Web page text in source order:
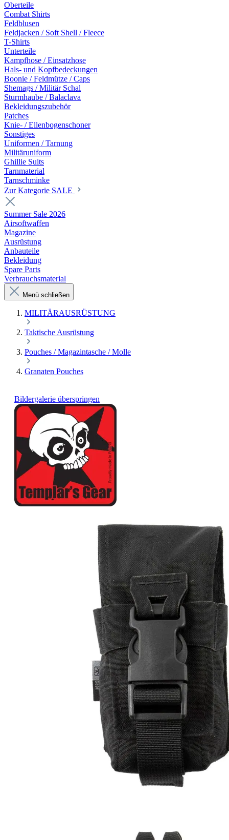
Oberteile
Combat Shirts
Feldblusen
Feldjacken / Soft Shell / Fleece
T-Shirts
Unterteile
Kampfhose / Einsatzhose
Hals- und Kopfbedeckungen
Boonie / Feldmütze / Caps
Shemags / Militär Schal
Sturmhaube / Balaclava
Bekleidungszubehör
Patches
Knie- / Ellenbogenschoner
Sonstiges
Uniformen / Tarnung
Militäruniform
Ghillie Suits
Tarnmaterial
Tarnschminke
Zur Kategorie SALE
Summer Sale 2026
Airsoftwaffen
Magazine
Ausrüstung
Anbauteile
Bekleidung
Spare Parts
Verbrauchsmaterial
Menü schließen
MILITÄRAUSRÜSTUNG
Taktische Ausrüstung
Pouches / Magazintasche / Molle
Granaten Pouches
Bildergalerie überspringen